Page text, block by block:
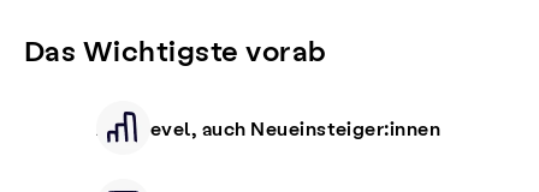
Das Wichtigste vorab
Alle Level, auch Neueinsteiger:innen